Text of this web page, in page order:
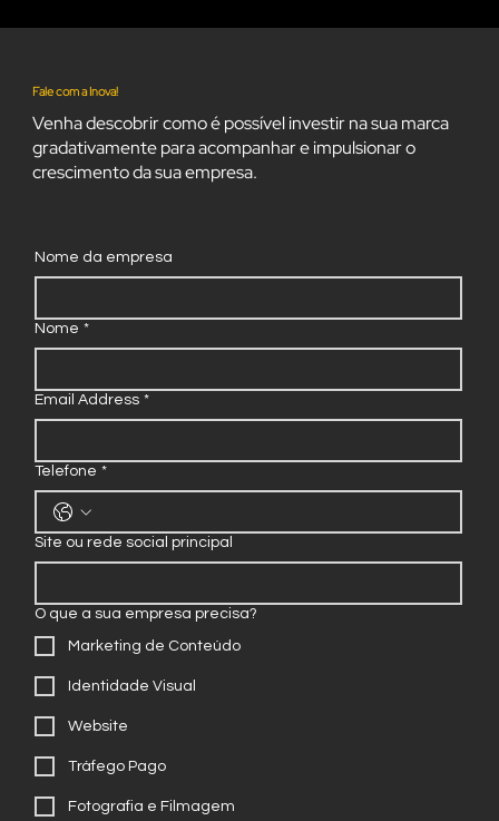
Venha descobrir como é possível investir na sua marca
Telefone
O que a sua empresa precisa?
Marketing de Conteúdo
Identidade Visual
Website
Tráfego Pago